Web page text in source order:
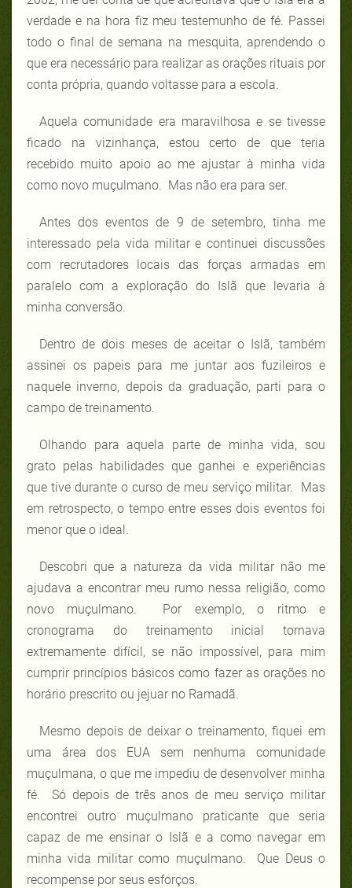
verdade e na hora fiz meu testemunho de fé. Passei
todo o final de semana na mesquita, aprendendo o
que era necessário para realizar as orações rituais por
conta própria, quando voltasse para a escola.
Aquela comunidade era maravilhosa e se tivesse
ficado na vizinhança, estou certo de que teria
recebido muito apoio ao me ajustar à minha vida
como novo muçulmano. Mas não era para ser.
Antes dos eventos de 9 de setembro, tinha me
interessado pela vida militar e continuei discussões
com recrutadores locais das forças armadas em
paralelo com a exploração do Islã que levaria à
minha conversão.
Dentro de dois meses de aceitar o Islã, também
assinei os papeis para me juntar aos fuzileiros e
naquele inverno, depois da graduação, parti para o
campo de treinamento.
Olhando para aquela parte de minha vida, sou
grato pelas habilidades que ganhei e experiências
que tive durante o curso de meu serviço militar. Mas
em retrospecto, o tempo entre esses dois eventos foi
menor que o ideal.
Descobri que a natureza da vida militar não me
ajudava a encontrar meu rumo nessa religião, como
novo muçulmano. Por exemplo, o ritmo e
cronograma do treinamento inicial tornava
extremamente difícil, se não impossível, para mim
cumprir princípios básicos como fazer as orações no
horário prescrito ou jejuar no Ramadã.
Mesmo depois de deixar o treinamento, fiquei em
uma área dos EUA sem nenhuma comunidade
muçulmana, o que me impediu de desenvolver minha
fé. Só depois de três anos de meu serviço militar
encontrei outro muçulmano praticante que seria
capaz de me ensinar o Islã e a como navegar em
minha vida militar como muçulmano. Que Deus o
recompense por seus esforços.